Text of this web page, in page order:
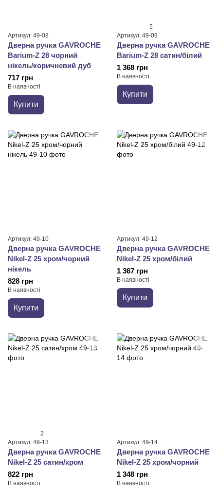
Артикул: 49-08
Дверна ручка GAVROCHE
Barium-Z 28 чорний
нікель/коричневий дуб
717 грн
В наявності
Купити
5
Артикул: 49-09
Дверна ручка GAVROCHE
Barium-Z 28 сатин/білий
1 368 грн
В наявності
Купити
Артикул: 49-10
Дверна ручка GAVROCHE
Nikel-Z 25 хром/чорний
нікель
828 грн
В наявності
Купити
Артикул: 49-12
Дверна ручка GAVROCHE
Nikel-Z 25 хром/білий
1 367 грн
В наявності
Купити
2
Артикул: 49-13
Дверна ручка GAVROCHE
Nikel-Z 25 сатин/хром
822 грн
В наявності
Артикул: 49-14
Дверна ручка GAVROCHE
Nikel-Z 25 хром/чорний
1 348 грн
В наявності